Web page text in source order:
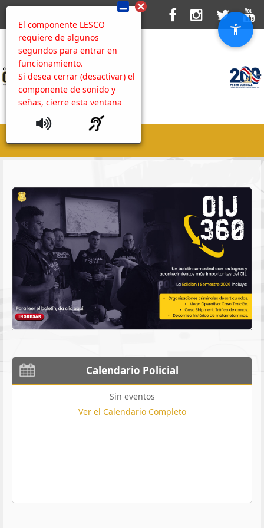
El componente LESCO
requiere de algunos
segundos para entrar en
funcionamiento.
Si desea cerrar (desactivar) el
componente de sonido y
señas, cierre esta ventana
MENU
Calendario Policial
Sin eventos
Ver el Calendario Completo